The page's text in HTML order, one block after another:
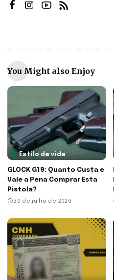
You Might also Enjoy
Estilo de vida
GLOCK G19: Quanto Custa e
Vale a Pena Comprar Esta
Pistola?
30 de julho de 2026